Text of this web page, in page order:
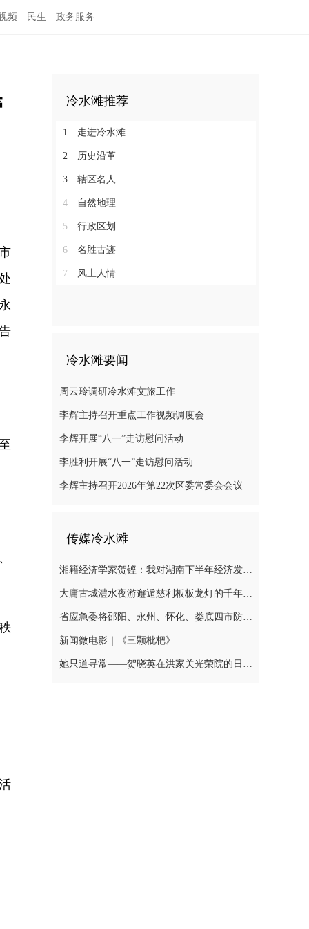
频 民生 政务服务
冷水滩推荐
1 走进冷水滩
2 历史沿革
3 辖区名人
4 自然地理
5 行政区划
6 名胜古迹
7 风土人情
冷水滩要闻
周云玲调研冷水滩文旅工作
李辉主持召开重点工作视频调度会
李辉开展“八一”走访慰问活动
李胜利开展“八一”走访慰问活动
李辉主持召开2026年第22次区委常委会会议
传媒冷水滩
湘籍经济学家贺铿：我对湖南下半年经济发展有信心
大庸古城澧水夜游邂逅慈利板板龙灯的千年浪漫
省应急委将邵阳、永州、怀化、娄底四市防汛抗灾应急响应提升至三级
新闻微电影｜《三颗枇杷》
她只道寻常——贺晓英在洪家关光荣院的日与夜